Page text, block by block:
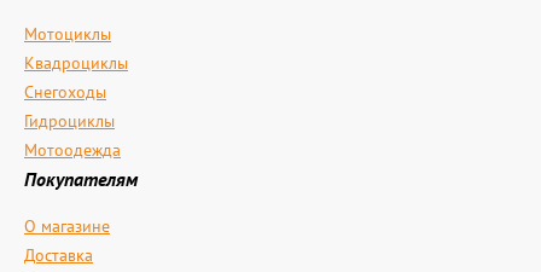
Мотоциклы
Квадроциклы
Снегоходы
Гидроциклы
Мотоодежда
Покупателям
О магазине
Доставка